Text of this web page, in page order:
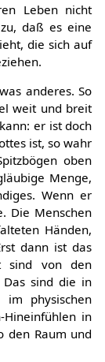
Leben nicht
daß es eine
die sich auf
anderes. So
weit und breit
er ist doch
ist, so wahr
oben
Menge,
Wenn er
Die Menschen
Händen,
dann ist das
sind von den
Das sind die in
physischen
Hineinfühlen in
den Raum und